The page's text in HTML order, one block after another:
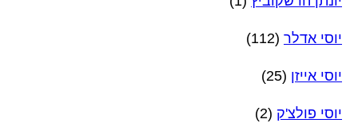
יוסי אדלר (112)
יוסי אייזן (25)
יוסי פולצ'ק (2)